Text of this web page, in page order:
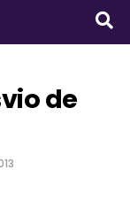
de